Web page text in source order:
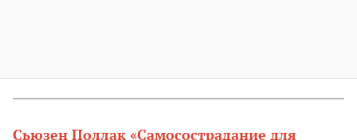
Сьюзен Поллак «Самосострадание для